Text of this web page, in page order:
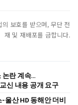
보호를 받으며, 무단 전
재 및 재배포를 금합니다.
논란 계속…
신 내용 공개 요구
울산 HD 동해안 더비